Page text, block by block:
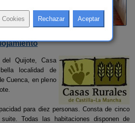
del Quijote, Casa
localidad de
Cuenca, en pleno
para diez personas. Consta de cinco
Todas las habitaciones disponen de